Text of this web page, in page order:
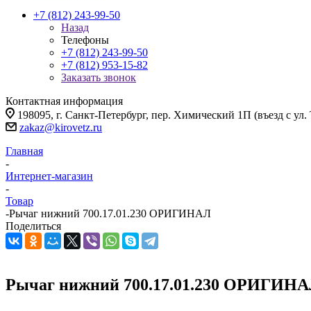
+7 (812) 243-99-50
Назад
Телефоны
+7 (812) 243-99-50
+7 (812) 953-15-82
Заказать звонок
Контактная информация
198095, г. Санкт-Петербург, пер. Химический 1П (въезд с
zakaz@kirovetz.ru
Главная
-
Интернет-магазин
-
Товар
-Рычаг нижний 700.17.01.230 ОРИГИНАЛ
Поделиться
Рычаг нижний 700.17.01.230